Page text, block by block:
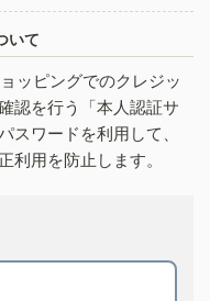
いて
ッピングでのクレジッ
認を行う「本人認証サ
スワードを利用して、
利用を防止します。